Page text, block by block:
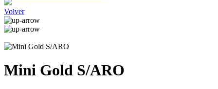
Volver
Mini Gold S/ARO